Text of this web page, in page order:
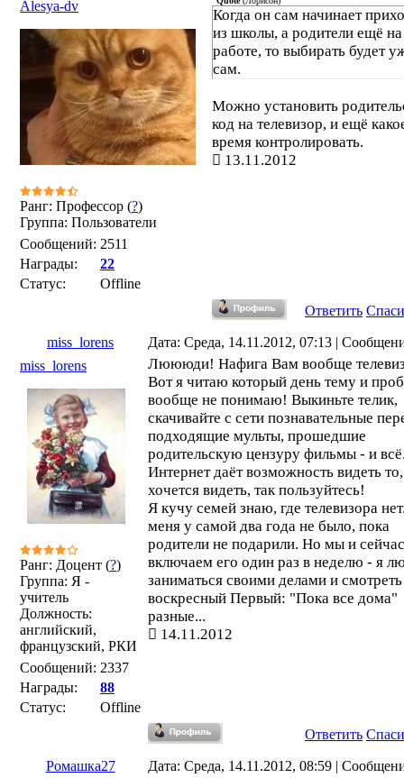
Alesya-dv
Ранг: Профессор (?)
Группа: Пользователи
Сообщений: 2511
Награды:
22
Статус:
Offline
Когда он сам начинает
из школы, а родители ещё на
работе, то выбирать будет
сам.
Можно установить
код на телевизор, и ещё
время контролировать.
13.11.2012
Ответить
miss_lorens
Дата: Среда, 14.11.2012, 07:13 |
miss_lorens
Ранг: Доцент (?)
Группа: Я -
учитель
Должность:
английский,
французский, РКИ
Сообщений: 2337
Награды:
88
Статус:
Offline
Люююди! Нафига Вам вообще
Вот я читаю который день тему и
вообще не понимаю! Выкиньте телик,
скачивайте с сети познавательные
подходящие мульты, прошедшие
родительскую цензуру фильмы - и
Интернет даёт возможность видеть
хочется видеть, так пользуйтесь!
Я кучу семей знаю, где телевизора
меня у самой два года не было, пока
родители не подарили. Но мы и сейчас
включаем его один раз в неделю - я
заниматься своими делами и смотреть
воскресный Первый: "Пока все дома"
разные...
14.11.2012
Ответить
Ромашка27
Дата: Среда, 14.11.2012, 08:59 |